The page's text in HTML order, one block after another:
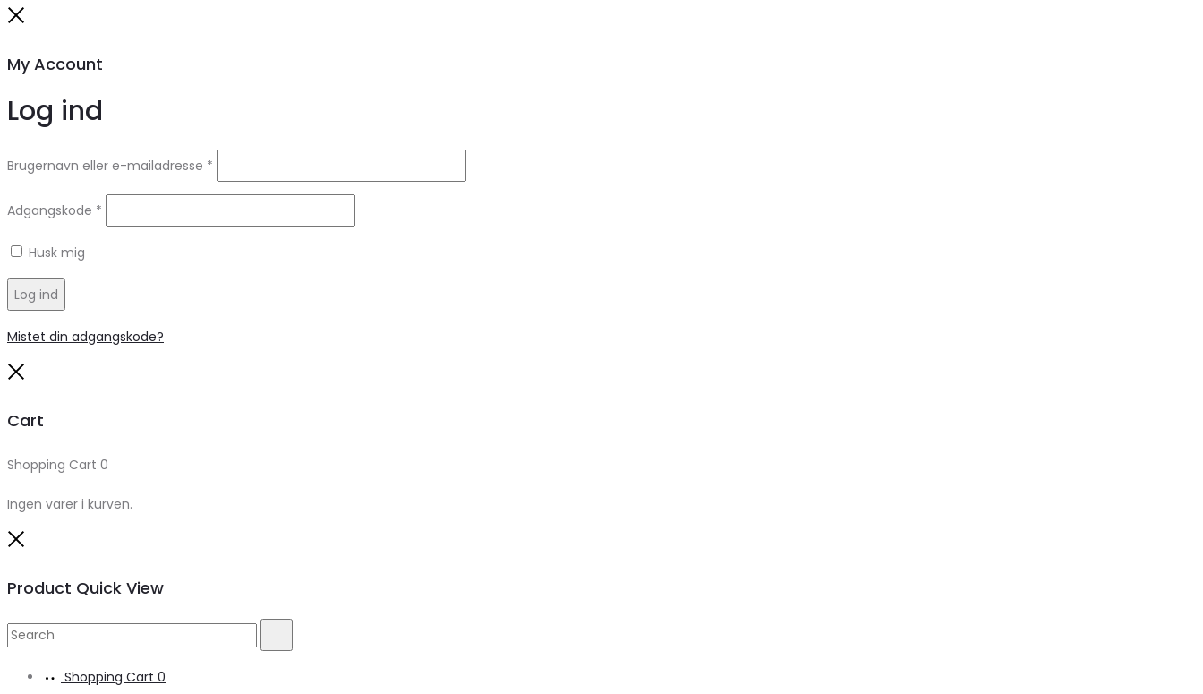
My Account
Log ind
Brugernavn eller e-mailadresse *
Adgangskode *
Husk mig
Log ind
Mistet din adgangskode?
Cart
Shopping Cart 0
Ingen varer i kurven.
Product Quick View
Search
Shopping Cart 0